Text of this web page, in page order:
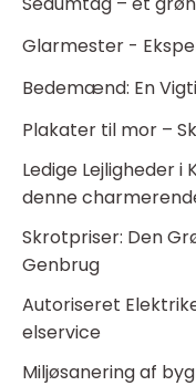
Glarmester -
Bedemænd: En
Plakater til mor –
Ledige Lejligheder i
denne
Skrotpriser: Den
Genbrug
Autoriseret
elservice
Miljøsanering af